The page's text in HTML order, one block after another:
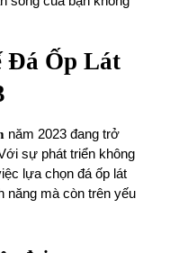
Đá Ốp Lát
năm 2023 đang trở
sự phát triển không
lựa chọn đá ốp lát
năng mà còn trên yếu